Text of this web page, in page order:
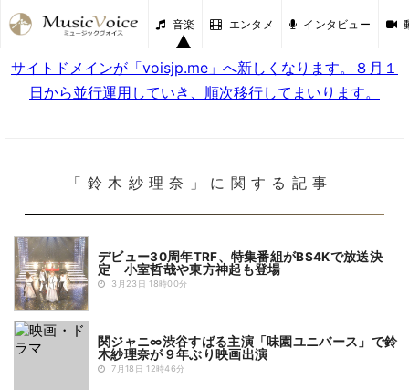
音楽 エンタメ インタビュー
サイトドメインが「voisjp.me」へ新しくなります。８月１
日から並行運用していき、順次移行してまいります。
「鈴木紗理奈」に関する記事
デビュー30周年TRF、特集番組がBS4Kで放送決
定 小室哲哉や東方神起も登場
3月23日 18時00分
関ジャニ∞渋谷すばる主演「味園ユニバース」で鈴
木紗理奈が９年ぶり映画出演
7月18日 12時46分